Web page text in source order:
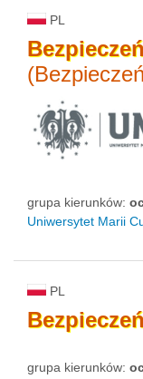
PL
grupa kierunków:
Uniwersytet Marii
PL
grupa kierunków: